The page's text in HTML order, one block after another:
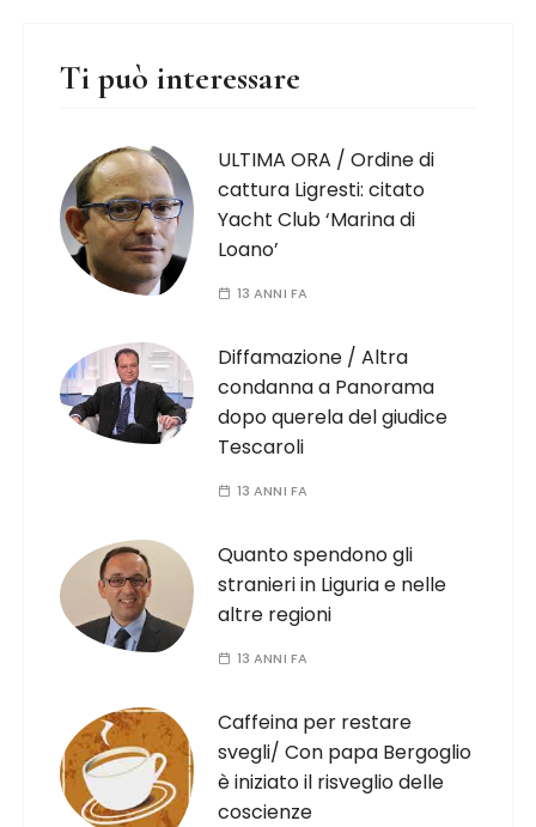
Ti può interessare
ULTIMA ORA / Ordine di
cattura Ligresti: citato
Yacht Club ‘Marina di
Loano’
13 ANNI FA
Diffamazione / Altra
condanna a Panorama
dopo querela del giudice
Tescaroli
13 ANNI FA
Quanto spendono gli
stranieri in Liguria e nelle
altre regioni
13 ANNI FA
Caffeina per restare
svegli/ Con papa Bergoglio
è iniziato il risveglio delle
coscienze